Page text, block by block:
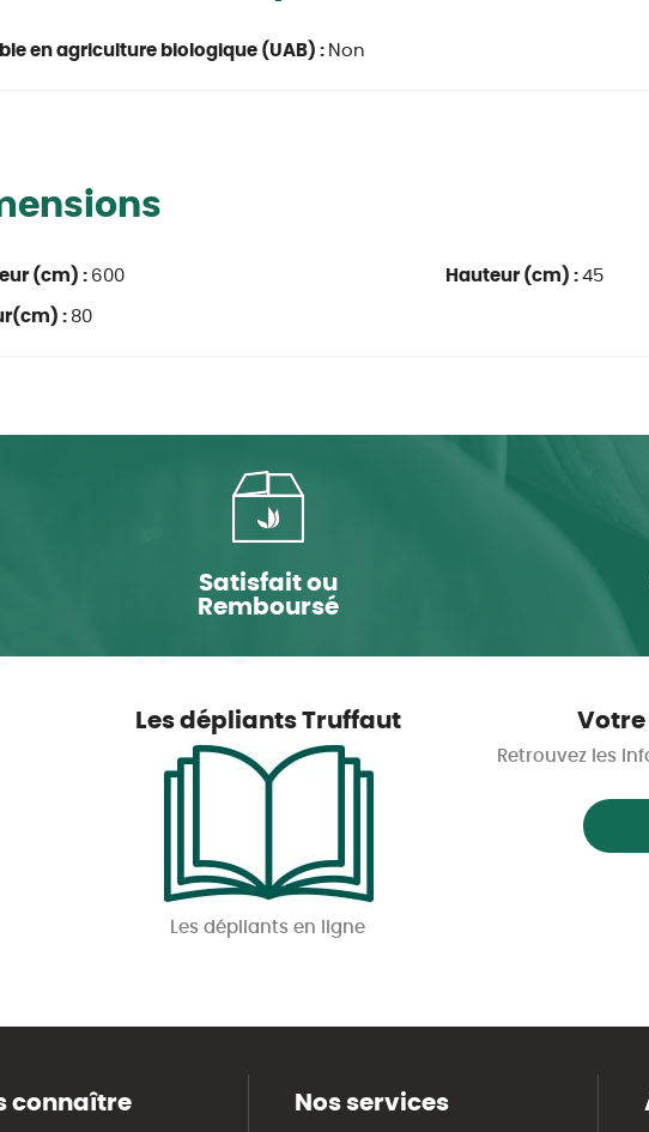
en agriculture biologique (UAB) : Non
(cm) : 600
: 80
Hauteur (cm) : 45
Satisfait ou
Remboursé
Les dépliants Truffaut
Les dépliants en ligne
Retrouvez les
connaître Nos services